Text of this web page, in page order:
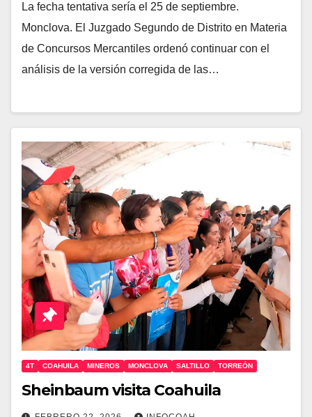
La fecha tentativa sería el 25 de septiembre.
Monclova. El Juzgado Segundo de Distrito en Materia
de Concursos Mercantiles ordenó continuar con el
análisis de la versión corregida de las…
4T COAHUILA MINEROS MONCLOVA SALTILLO TORREÓN
Sheinbaum visita Coahuila